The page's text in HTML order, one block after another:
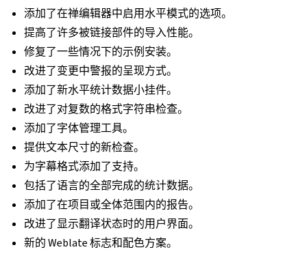
添加了在禅编辑器中启用水平模式的选项。
提高了许多被链接部件的导入性能。
修复了一些情况下的示例安装。
改进了变更中警报的呈现方式。
添加了新水平统计数据小挂件。
改进了对复数的格式字符串检查。
添加了字体管理工具。
提供文本尺寸的新检查。
为字幕格式添加了支持。
包括了语言的全部完成的统计数据。
添加了在项目或全体范围内的报告。
改进了显示翻译状态时的用户界面。
新的 Weblate 标志和配色方案。